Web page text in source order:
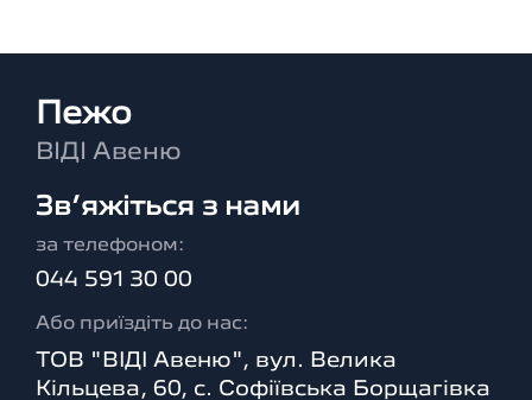
Пежо
ВІДІ Авеню
Зв’яжіться з нами
за телефоном:
044 591 30 00
Або приїздіть до нас:
ТОВ "ВІДІ Авеню", вул. Велика
Кільцева, 60, с. Софіївська Борщагівка